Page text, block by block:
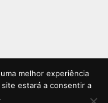
melhor experiência
estará a consentir a